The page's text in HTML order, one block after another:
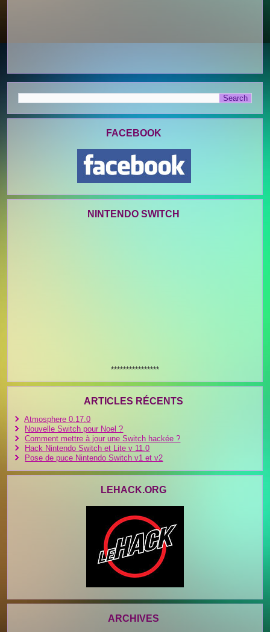
FACEBOOK
NINTENDO SWITCH
****************
ARTICLES RÉCENTS
Atmosphere 0.17.0
Nouvelle Switch pour Noel ?
Comment mettre à jour une Switch hackée ?
Hack Nintendo Switch et Lite v 11.0
Pose de puce Nintendo Switch v1 et v2
LEHACK.ORG
ARCHIVES